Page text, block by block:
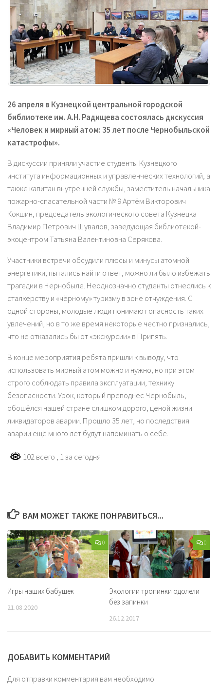
26 апреля в Кузнецкой центральной городской
библиотеке им. А.Н. Радищева состоялась дискуссия
«Человек и мирный атом: 35 лет после Чернобыльской
катастрофы».
В дискуссии приняли участие студенты Кузнецкого
института информационных и управленческих технологий, а
также капитан внутренней службы, заместитель начальника
пожарно-спасательной части № 9 Артём Викторович
Кокшин, председатель экологического совета Кузнецка
Владимир Петрович Шувалов, заведующая библиотекой-
экоцентром Татьяна Валентиновна Серякова.
Участники встречи обсудили плюсы и минусы атомной
энергетики, пытались найти ответ, можно ли было избежать
трагедии в Чернобыле. Неоднозначно студенты отнеслись к
сталкерству и «чёрному» туризму в зоне отчуждения. С
одной стороны, молодые люди понимают опасность таких
увлечений, но в то же время некоторые честно признались,
что не отказались бы от «экскурсии» в Припять.
В конце мероприятия ребята пришли к выводу, что
использовать мирный атом можно и нужно, но при этом
строго соблюдать правила эксплуатации, технику
безопасности. Урок, который преподнёс Чернобыль,
обошёлся нашей стране слишком дорого, ценой жизни
ликвидаторов аварии. Прошло 35 лет, но последствия
аварии ещё много лет будут напоминать о себе.
102 всего , 1 за сегодня
ВАМ МОЖЕТ ТАКЖЕ ПОНРАВИТЬСЯ...
0
Игры наших бабушек
21.08.2020
0
Экологии тропинки одолели
без запинки
26.12.2017
ДОБАВИТЬ КОММЕНТАРИЙ
Для отправки комментария вам необходимо